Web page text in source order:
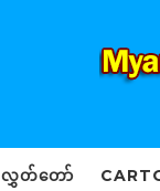
လွှတ်တော်